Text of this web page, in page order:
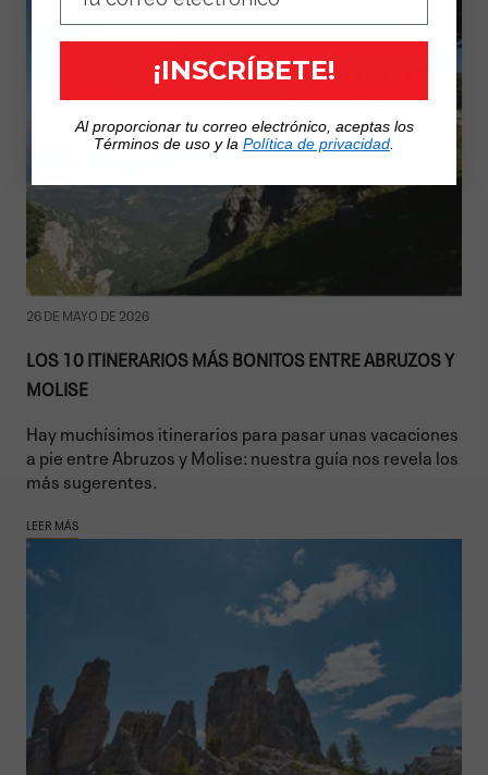
26 DE MAYO DE 2026
LOS 10 ITINERARIOS MÁS BONITOS ENTRE ABRUZOS Y
MOLISE
Hay muchísimos itinerarios para pasar unas vacaciones
a pie entre Abruzos y Molise: nuestra guía nos revela los
más sugerentes.
LEER MÁS
¡INSCRÍBETE!
Al proporcionar tu correo electrónico, aceptas los
Términos de uso y la Política de privacidad